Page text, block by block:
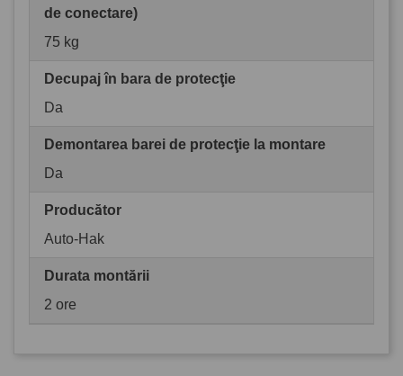
de conectare)
75 kg
Decupaj în bara de protecţie
Da
Demontarea barei de protecţie la montare
Da
Producător
Auto-Hak
Durata montării
2 ore